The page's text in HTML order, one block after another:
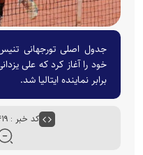
جدول اصلی تورجهانی
خود را آغاز کرد که علی
برابر نماینده ایتالیا شد.
کد خبر : ۱۰۶۶۴۱۹